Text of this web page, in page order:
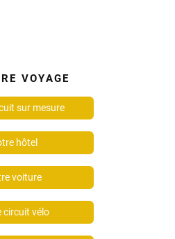
VOYAGE
sur mesure
hôtel
voiture
circuit vélo